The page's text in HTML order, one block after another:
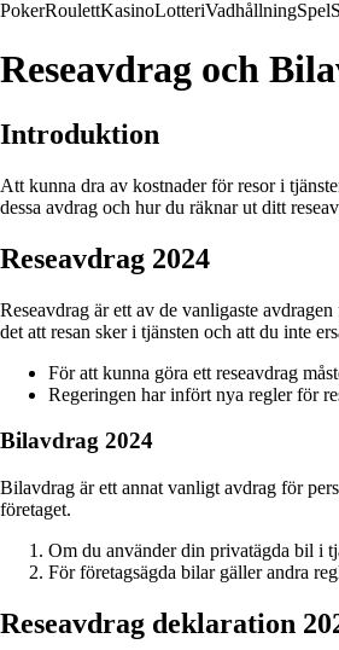
PokerRoulettKasinoLotteriVadhållningSpel
Reseavdrag och
Introduktion
Att kunna dra av kostnader för resor i
dessa avdrag och hur du räknar ut ditt
Reseavdrag 2024
Reseavdrag är ett av de vanligaste
det att resan sker i tjänsten och att du inte
För att kunna göra ett reseavdrag
Regeringen har infört nya regler för
Bilavdrag 2024
Bilavdrag är ett annat vanligt avdrag för
företaget.
Om du använder din privatägda bil i
För företagsägda bilar gäller andra
Reseavdrag deklaration